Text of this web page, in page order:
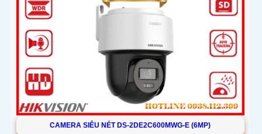
CAMERA SIÊU NÉT DS-2DE2C600MWG-E (6MP)